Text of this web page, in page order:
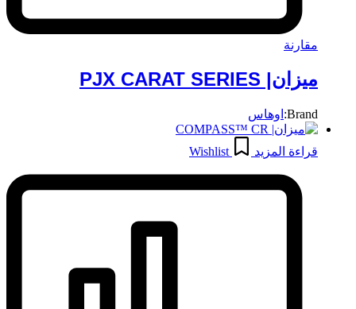
مقارنة
ميزان| PJX CARAT SERIES
Brand: اوهاس
قراءة المزيد Wishlist